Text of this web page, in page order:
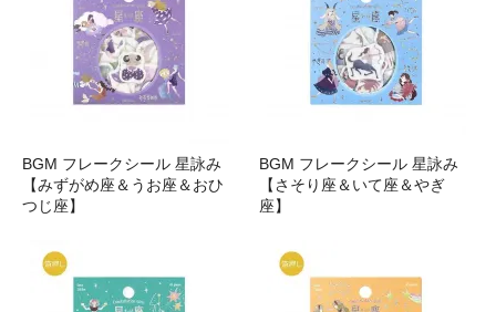
BGM フレークシール 星詠み
【みずがめ座＆うお座＆おひ
つじ座】
BGM フレークシール 星詠み
【さそり座＆いて座＆やぎ
座】